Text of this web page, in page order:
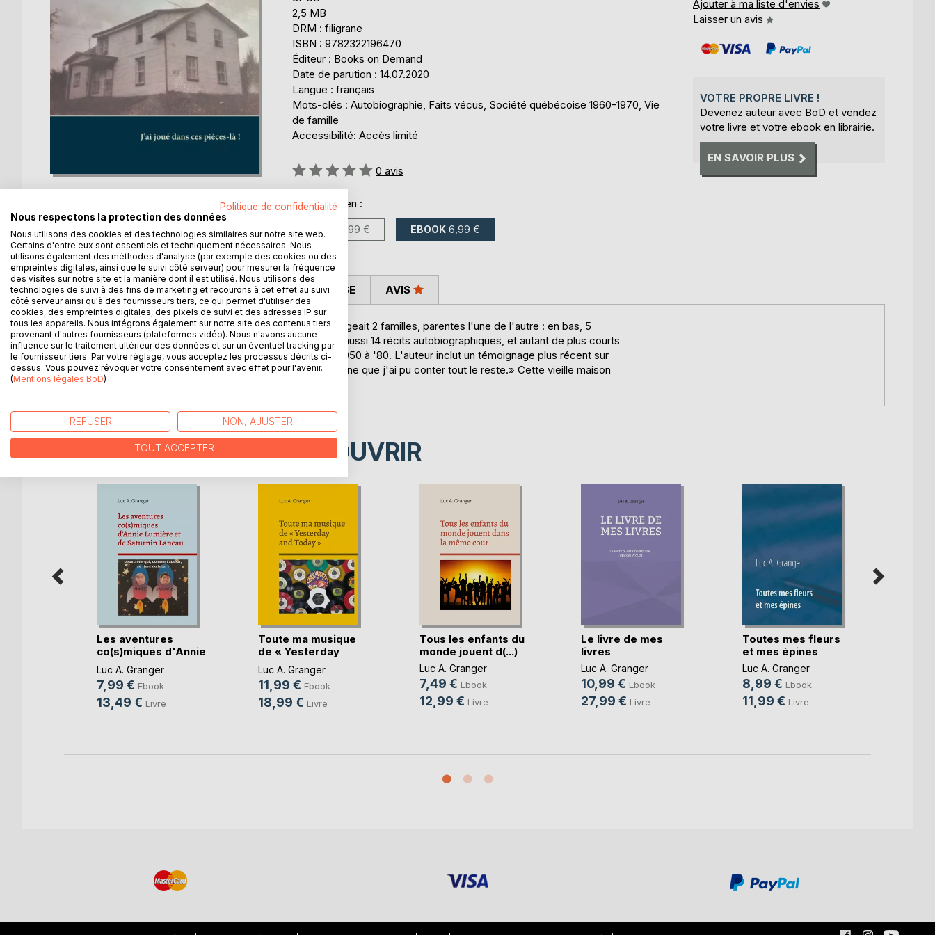
2,5 MB
DRM : filigrane
ISBN : 9782322196470
Éditeur : Books on Demand
Date de parution : 14.07.2020
Langue : français
Mots-clés : Autobiographie, Faits vécus, Société québécoise 1960-1970, Vie
de famille
Accessibilité: Accès limité
Évaluation:
0 avis
Disponible en :
LIVRE 11,99 € EBOOK 6,99 €
Ajouter à ma liste d'envies
Laisser un avis
VOTRE PROPRE LIVRE !
Devenez auteur avec BoD et vendez
votre livre et votre ebook en librairie.
EN SAVOIR PLUS
DESCRIPTION
Palace Hemming, c'est une maison déjà centenaire qui logeait 2 familles, parentes l'une de l'autre : en bas, 5
Michaud, en haut, 10 Granger, la famille de l'auteur. C'est aussi 14 récits autobiographiques, et autant de plus courts
textes qu'il a nommés «desserts», couvrant les années 1950 à '80. L'auteur inclut un témoignage plus récent sur
ses chirurgies : «C'est grâce à ces miracles de la médecine que j'ai pu conter tout le reste.» Cette vieille maison
bancale, un palace? À lire, pièce par pièce...
AUTEUR(S) CRITIQUES PRESSE AVIS
D’AUTRES TITRES À DÉCOUVRIR
Les aventures
co(s)miques d'Annie
(...)
Luc A. Granger
7,99 € Ebook
13,49 € Livre
Toute ma musique
de « Yesterday
an(...)
Luc A. Granger
11,99 € Ebook
18,99 € Livre
Tous les enfants du
monde jouent d(...)
Luc A. Granger
7,49 € Ebook
12,99 € Livre
Le livre de mes
livres
Luc A. Granger
10,99 € Ebook
27,99 € Livre
Toutes mes fleurs
et mes épines
Luc A. Granger
8,99 € Ebook
11,99 € Livre
Politique de confidentialité
Nous respectons la protection des données
Nous utilisons des cookies et des technologies similaires sur notre site web.
Certains d'entre eux sont essentiels et techniquement nécessaires. Nous
utilisons également des méthodes d'analyse (par exemple des cookies ou des
empreintes digitales, ainsi que le suivi côté serveur) pour mesurer la fréquence
des visites sur notre site et la manière dont il est utilisé. Nous utilisons des
technologies de suivi à des fins de marketing et recourons à cet effet au suivi
côté serveur ainsi qu'à des fournisseurs tiers, ce qui permet d'utiliser des
cookies, des empreintes digitales, des pixels de suivi et des adresses IP sur
tous les appareils. Nous intégrons également sur notre site des contenus tiers
provenant d'autres fournisseurs (plateformes vidéo). Nous n'avons aucune
influence sur le traitement ultérieur des données et sur un éventuel tracking par
le fournisseur tiers. Par votre réglage, vous acceptez les processus décrits ci-
dessus. Vous pouvez révoquer votre consentement avec effet pour l'avenir.
(Mentions légales BoD)
REFUSER NON, AJUSTER
TOUT ACCEPTER